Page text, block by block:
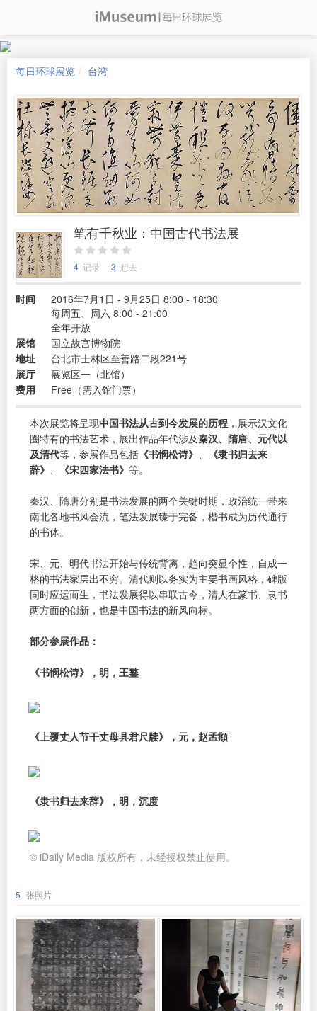
每日环球展览 台湾
笔有千秋业：中国古代书法展
4 记录 3 想去
时间
2016年7月1日 - 9月25日 8:00 - 18:30
每周五、周六 8:00 - 21:00
全年开放
展馆
国立故宫博物院
地址
台北市士林区至善路二段221号
展厅
展览区一（北馆）
费用
Free（需入馆门票）
本次展览将呈现中国书法从古到今发展的历程 ，展示汉文化
圈特有的书法艺术，展出作品年代涉及秦汉、隋唐、元代以
及清代等，参展作品包括 《书悯松诗》 、
《隶书归去来
辞》 、 《宋四家法书》 等。
秦汉、隋唐分别是书法发展的两个关键时期，政治统一带来
南北各地书风会流，笔法发展臻于完备，楷书成为历代通行
的书体。
宋、元、明代书法开始与传统背离，趋向突显个性，自成一
格的书法家层出不穷。清代则以务实为主要书画风格，碑版
同时应运而生，书法发展得以串联古今，清人在篆书、隶书
两方面的创新，也是中国书法的新风向标。
部分参展作品：
《书悯松诗》，明，王鏊
《上覆丈人节干丈母县君尺牍》，元，赵孟頫
《隶书归去来辞》，明，沉度
© iDaily Media 版权所有，未经授权禁止使用。
5 张照片